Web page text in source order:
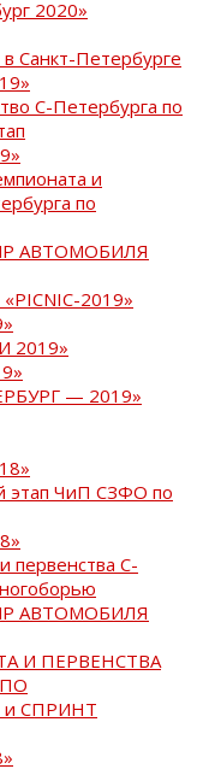
2020»
Санкт-Петербурге
С-Петербурга по
и
по
АВТОМОБИЛЯ
2019»
2019»
— 2019»
этап ЧиП СЗФО по
первенства С-
АВТОМОБИЛЯ
И ПЕРВЕНСТВА
СПРИНТ